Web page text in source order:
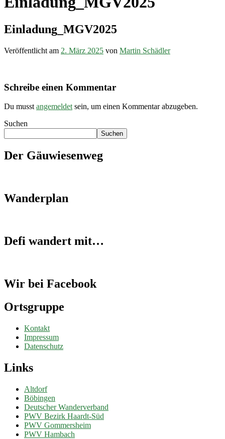
Einladung_MGV2025
Veröffentlicht am 2. März 2025 von Martin Schädler
Schreibe einen Kommentar
Du musst angemeldet sein, um einen Kommentar abzugeben.
Suchen
Suchen
Der Gäuwiesenweg
Wanderplan
Defi wandert mit…
Wir bei Facebook
Ortsgruppe
Kontakt
Impressum
Datenschutz
Links
Altdorf
Böbingen
Deutscher Wanderverband
PWV Bezirk Haardt-Süd
PWV Gommersheim
PWV Hambach